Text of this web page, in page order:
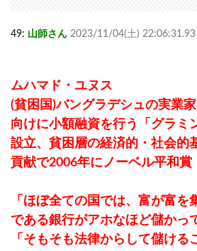
49: 山師さん 2023/11/04(土)
ムハマド・ユヌス
(貧困国)バングラデシュの実業
向けに小額融資を行う「グラミ
設立、貧困層の経済的・社会的
貢献で2006年にノーベル平和賞
「ほぼ全ての国では、富が富を
である銀行がアホなほど儲かっ
「そもそも法律からして儲ける